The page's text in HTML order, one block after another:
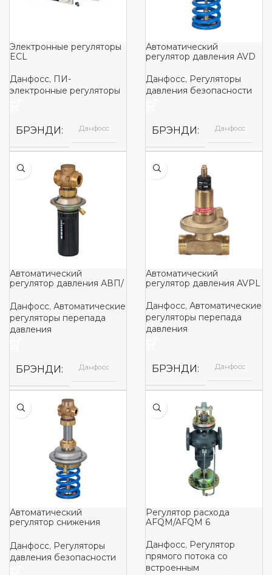
Электронные регуляторы
ECL
Данфосс, ПИ-
электронные регуляторы
БРЭНДИ Данфосс
Автоматический
регулятор давления AVD
Данфосс, Регуляторы
давления безопасности
БРЭНДИ Данфосс
Автоматический
регулятор давления АВП/
Данфосс, Автоматические
регуляторы перепада
давления
БРЭНДИ Данфосс
Автоматический
регулятор давления AVPL
Данфосс, Автоматические
регуляторы перепада
давления
БРЭНДИ Данфосс
Автоматический
регулятор снижения
Данфосс, Регуляторы
давления безопасности
Регулятор расхода
AFQM/AFQM 6
Данфосс, Регулятор
прямого потока со
встроенным